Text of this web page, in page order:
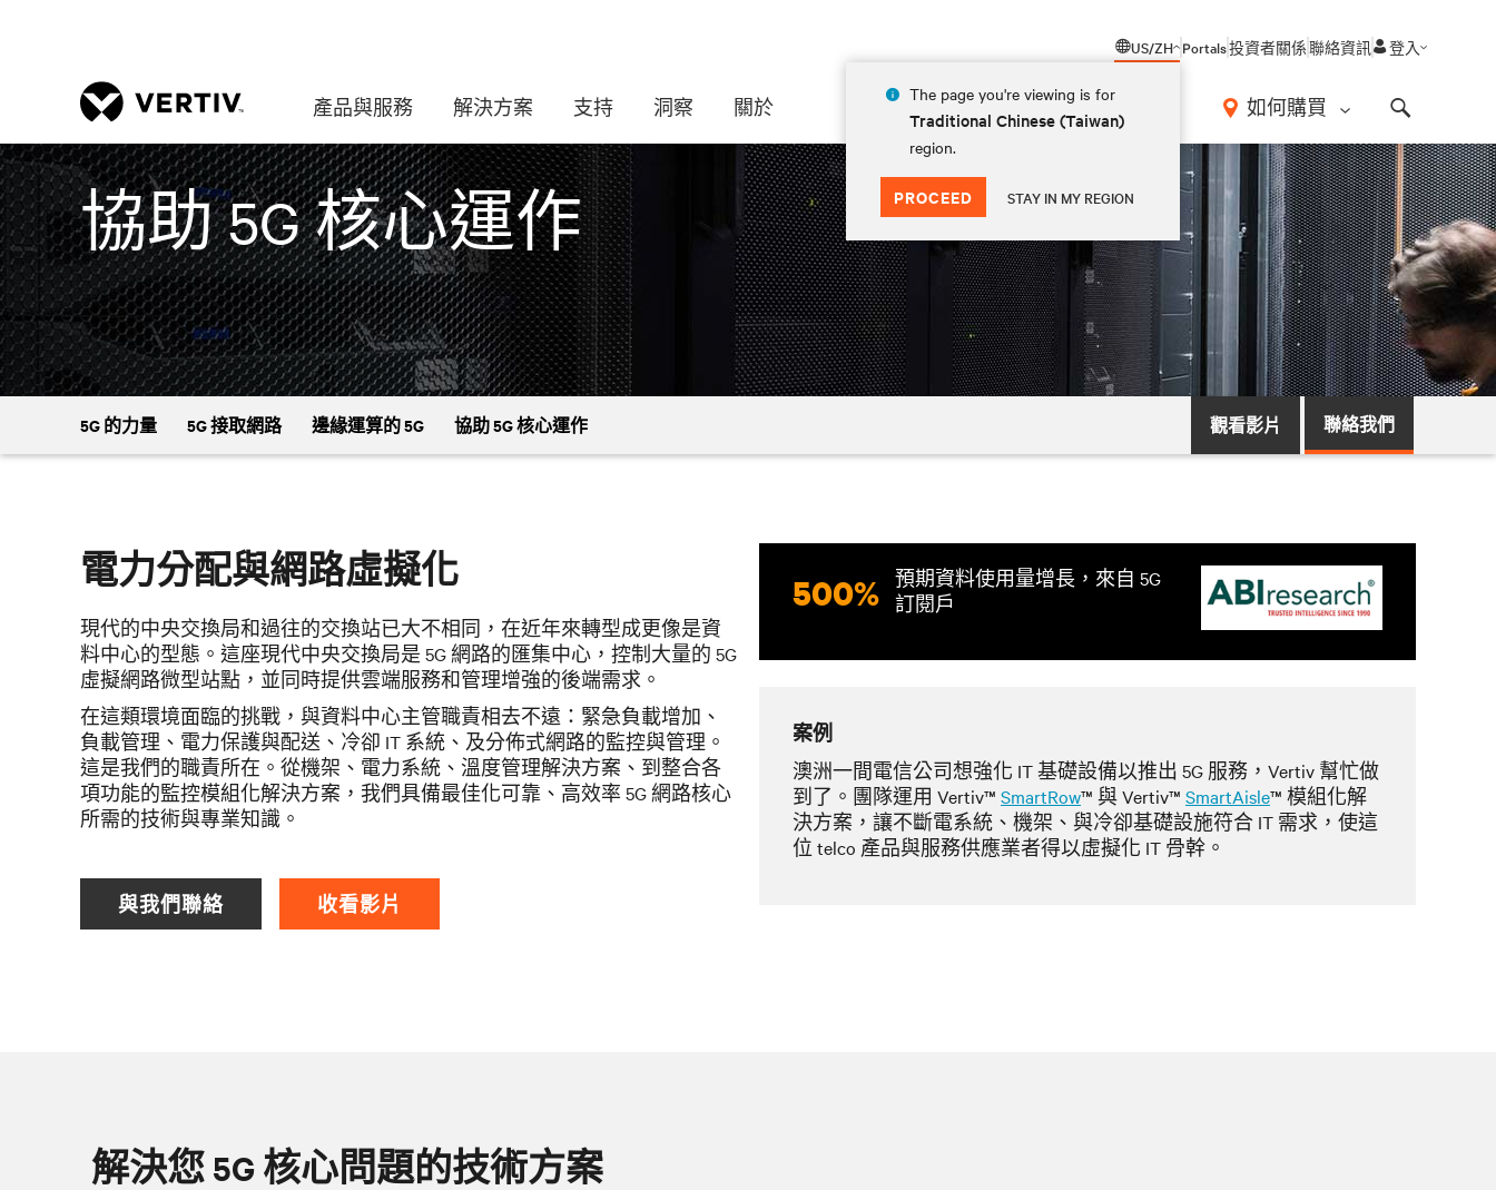
US/ZH
The page you're viewing is for
Traditional Chinese (Taiwan)
region.
PROCEED STAY IN MY REGION
Portals投資者關係聯絡資訊 登入
產品與服務 解決方案 支持 洞察 關於 如何購買
協助 5G 核心運作
5G 的力量 5G 接取網路 邊緣運算的 5G 協助 5G 核心運作 觀看影片 聯絡我們
電力分配與網路虛擬化
現代的中央交換局和過往的交換站已大不相同，在近年來轉型成更像是資
料中心的型態。這座現代中央交換局是 5G 網路的匯集中心，控制大量的 5G
虛擬網路微型站點，並同時提供雲端服務和管理增強的後端需求。
在這類環境面臨的挑戰，與資料中心主管職責相去不遠： 緊急負載增加、
負載管理、 電力保護與配送、冷卻 IT 系統、及分佈式網路的監控與管理。
這是我們的職責所在。 從機架、電力系統、溫度管理解決方案、到整合各
項功能的監控模組化解決方案，我們具備最佳化可靠、高效率 5G 網路核心
所需的技術與專業知識。
與我們聯絡 收看影片
500%
預期資料使用量增長，來自 5G
訂閱戶
案例
澳洲一間電信公司想強化 IT 基礎設備以推出 5G 服務，Vertiv 幫忙做
到了。團隊運用 Vertiv™ SmartRow™ 與 Vertiv™ SmartAisle™ 模組化解
決方案，讓不斷電系統、機架、與冷卻基礎設施符合 IT 需求，使這
位 telco 產品與服務供應業者得以虛擬化 IT 骨幹。
解決您 5G 核心問題的技術方案